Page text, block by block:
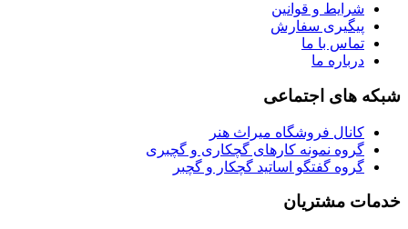
شرایط و قوانین
پیگیری سفارش
تماس با ما
درباره ما
شبکه های اجتماعی
کانال فروشگاه میراث هنر
گروه نمونه کارهای گچکاری و گچبری
گروه گفتگو اساتید گچکار و گچبر
خدمات مشتریان